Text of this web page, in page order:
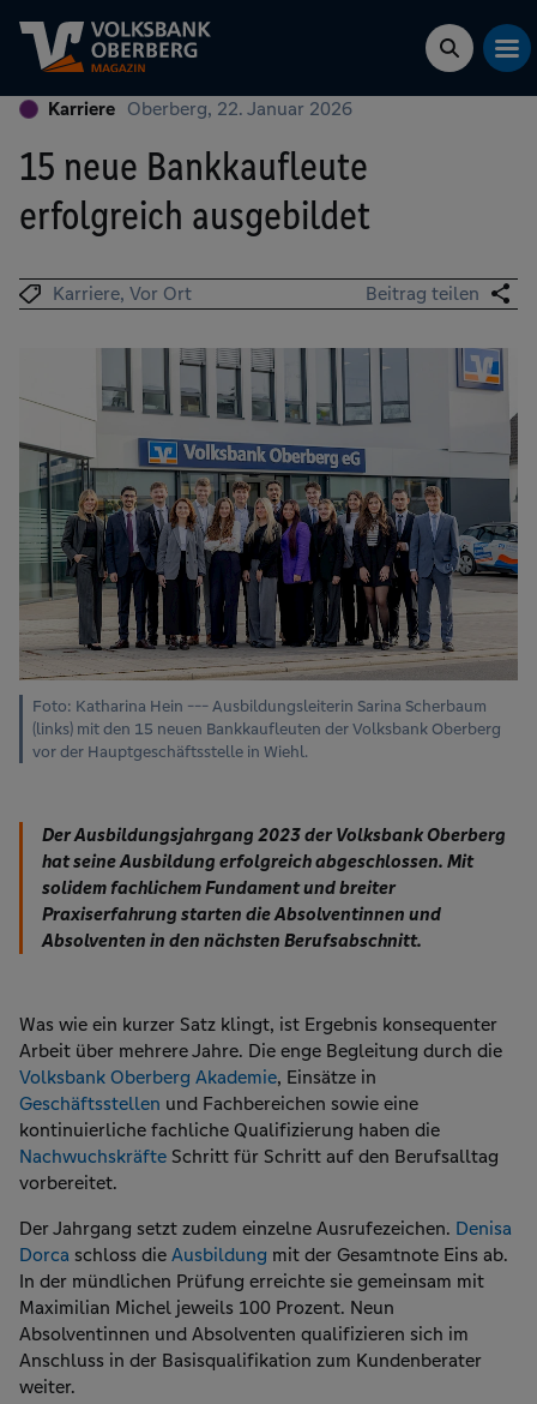
Karriere Oberberg, 22. Januar 2026
15 neue Bankkaufleute
erfolgreich ausgebildet
Karriere Vor Ort Beitrag teilen
Foto: Katharina Hein --- Ausbildungsleiterin Sarina Scherbaum
(links) mit den 15 neuen Bankkaufleuten der Volksbank Oberberg
vor der Hauptgeschäftsstelle in Wiehl.
Der Ausbildungsjahrgang 2023 der Volksbank Oberberg
hat seine Ausbildung erfolgreich abgeschlossen. Mit
solidem fachlichem Fundament und breiter
Praxiserfahrung starten die Absolventinnen und
Absolventen in den nächsten Berufsabschnitt.
Was wie ein kurzer Satz klingt, ist Ergebnis konsequenter
Arbeit über mehrere Jahre. Die enge Begleitung durch die
Volksbank Oberberg Akademie, Einsätze in
Geschäftsstellen und Fachbereichen sowie eine
kontinuierliche fachliche Qualifizierung haben die
Nachwuchskräfte Schritt für Schritt auf den Berufsalltag
vorbereitet.
Der Jahrgang setzt zudem einzelne Ausrufezeichen. Denisa
Dorca schloss die Ausbildung mit der Gesamtnote Eins ab.
In der mündlichen Prüfung erreichte sie gemeinsam mit
Maximilian Michel jeweils 100 Prozent. Neun
Absolventinnen und Absolventen qualifizieren sich im
Anschluss in der Basisqualifikation zum Kundenberater
weiter.